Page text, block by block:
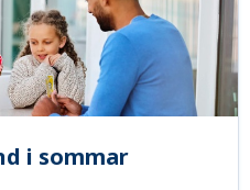
i sommar